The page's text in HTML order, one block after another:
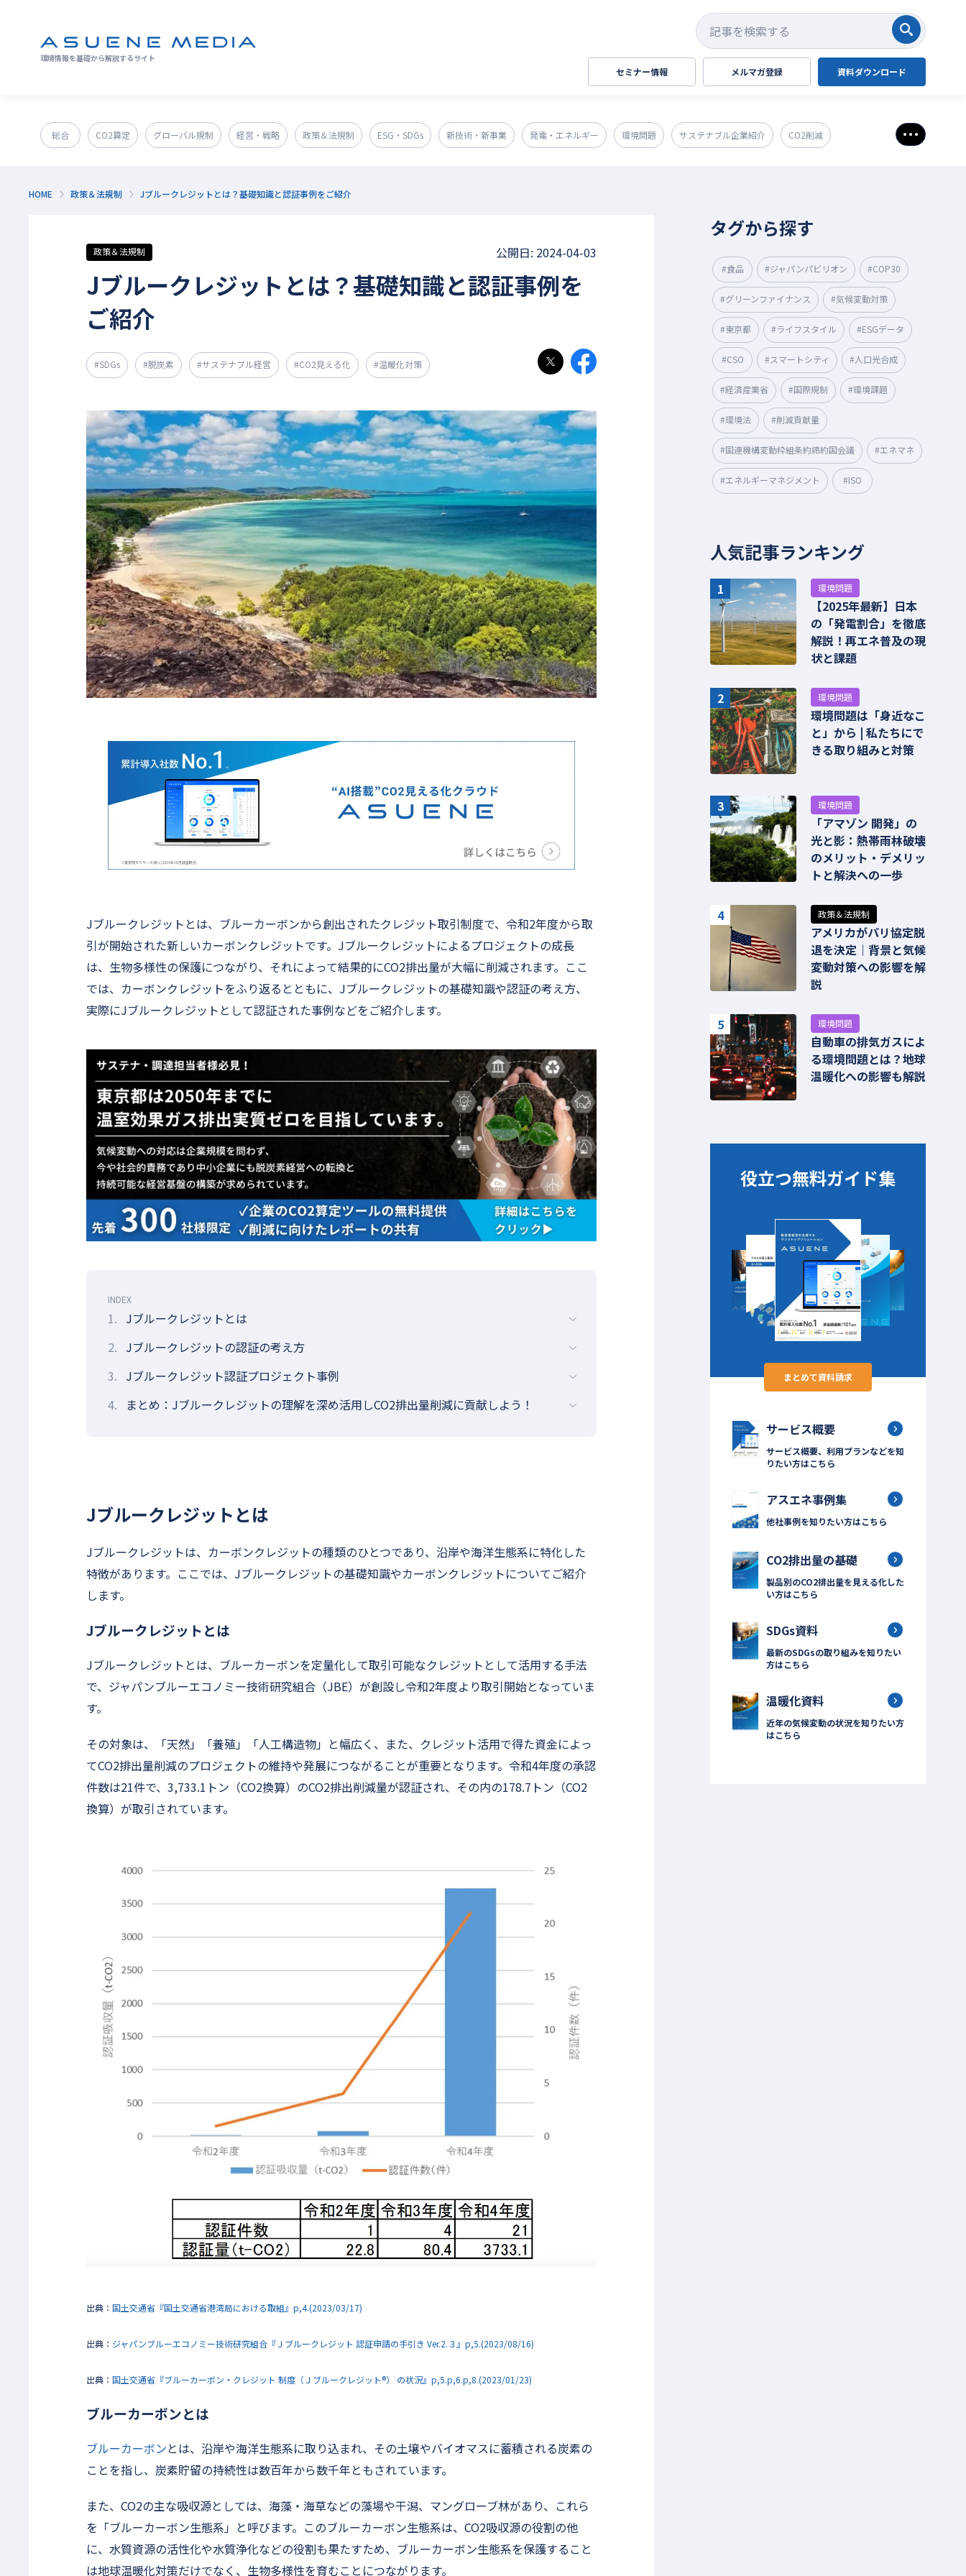
環境情報を基礎から解説するサイト
検索する
セミナー情報 メルマガ登録 資料ダウンロード
総合 CO2算定 グローバル規制 経営・戦略 政策＆法規制 ESG・SDGs 新技術・新事業 発電・エネルギー 環境問題 サステナブル企業紹介 CO2削減
さらに表
HOME 政策＆法規制 Jブルークレジットとは？基礎知識と認証事例をご紹介
政策＆法規制 公開日: 2024-04-03
Jブルークレジットとは？基礎知識と認証事例を
ご紹介
#SDGs #脱炭素 #サステナブル経営 #CO2見える化 #温暖化対策
Jブルークレジットとは、ブルーカーボンから創出されたクレジット取引制度で、令和2年度から取
引が開始された新しいカーボンクレジットです。Jブルークレジットによるプロジェクトの成長
は、生物多様性の保護につながり、それによって結果的にCO2排出量が大幅に削減されます。ここ
では、カーボンクレジットをふり返るとともに、Jブルークレジットの基礎知識や認証の考え方、
実際にJブルークレジットとして認証された事例などをご紹介します。
INDEX
1. Jブルークレジットとは
2. Jブルークレジットの認証の考え方
3. Jブルークレジット認証プロジェクト事例
4.
まとめ：Jブルークレジットの理解を深め活用しCO2排出量削減に貢献しよう！
Jブルークレジットとは
Jブルークレジットは、カーボンクレジットの種類のひとつであり、沿岸や海洋生態系に特化した
特徴があります。ここでは、Jブルークレジットの基礎知識やカーボンクレジットについてご紹介
します。
Jブルークレジットとは
Jブルークレジットとは、ブルーカーボンを定量化して取引可能なクレジットとして活用する手法
で、ジャパンブルーエコノミー技術研究組合（JBE）が創設し令和2年度より取引開始となっていま
す。
その対象は、「天然」「養殖」「人工構造物」と幅広く、また、クレジット活用で得た資金によっ
てCO2排出量削減のプロジェクトの維持や発展につながることが重要となります。令和4年度の承認
件数は21件で、3,733.1トン（CO2換算）のCO2排出削減量が認証され、その内の178.7トン（CO2
換算）が取引されています。
出典： 国土交通省『国土交通省港湾局における取組』p,4.(2023/03/17)
出典： ジャパンブルーエコノミー技術研究組合『Ｊブルークレジット 認証申請の手引き Ver.2.３』p,5.(2023/08/16)
出典： 国土交通省『ブルーカーボン・クレジット 制度（Ｊブルークレジット®） の状況』p,5.p,6.p,8.(2023/01/23)
ブルーカーボンとは
ブルーカーボンとは、沿岸や海洋生態系に取り込まれ、その土壌やバイオマスに蓄積される炭素の
ことを指し、炭素貯留の持続性は数百年から数千年ともされています。
また、CO2の主な吸収源としては、海藻・海草などの藻場や干潟、マングローブ林があり、これら
を「ブルーカーボン生態系」と呼びます。このブルーカーボン生態系は、CO2吸収源の役割の他
に、水質資源の活性化や水質浄化などの役割も果たすため、ブルーカーボン生態系を保護すること
は地球温暖化対策だけでなく、生物多様性を育むことにつながります。
タグから探す
#食品 #ジャパンパビリオン #COP30
#グリーンファイナンス #気候変動対策
#東京都 #ライフスタイル #ESGデータ
#CSO #スマートシティ #人口光合成
#経済産業省 #国際規制 #環境課題
#環境法 #削減貢献量
#国連機構変動枠組条約締約国会議 #エネマネ
#エネルギーマネジメント #ISO
人気記事ランキング
1 環境問題
【2025年最新】日本
の「発電割合」を徹底
解説！再エネ普及の現
状と課題
2 環境問題
環境問題は「身近なこ
と」から | 私たちにで
きる取り組みと対策
3 環境問題
「アマゾン 開発」の
光と影：熱帯雨林破壊
のメリット・デメリッ
トと解決への一歩
4 政策＆法規制
アメリカがパリ協定脱
退を決定｜背景と気候
変動対策への影響を解
説
5 環境問題
自動車の排気ガスによ
る環境問題とは？地球
温暖化への影響も解説
役立つ無料ガイド集​​
まとめて資料請求
サービス概要
サービス概要、利用プランなどを知
りたい方はこちら
アスエネ事例集
他社事例を知りたい方はこちら
CO2排出量の基礎
製品別のCO2排出量を見える化した
い方はこちら
SDGs資料
最新のSDGsの取り組みを知りたい
方はこちら
温暖化資料
近年の気候変動の状況を知りたい方
はこちら